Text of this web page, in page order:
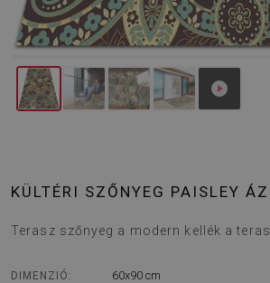
KÜLTÉRI SZŐNYEG PAISLEY
Terasz szőnyeg a modern kellék a
DIMENZIÓ: 60x90 cm